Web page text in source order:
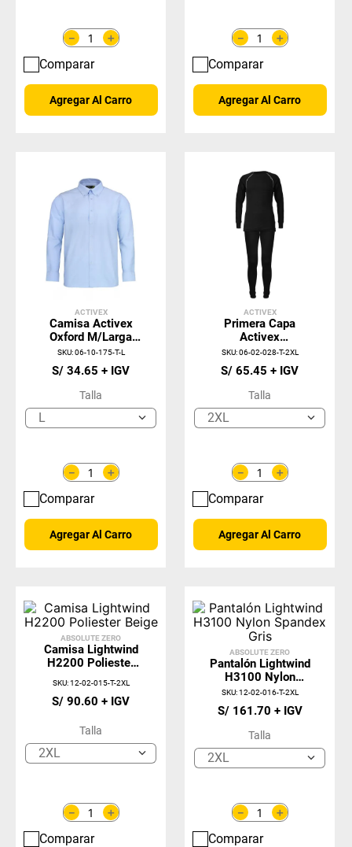
＋
－
Comparar
Agregar Al Carro
＋
－
Comparar
Agregar Al Carro
ACTIVEX
Camisa Activex
Oxford M/Larga
Celeste UPF 20
SKU:06-10-175-T-L
S/ 34.65
Talla
L
＋
－
Comparar
Agregar Al Carro
ACTIVEX
Primera Capa
Activex
Polipropileno
Negro
SKU:06-02-028-T-2XL
S/ 65.45
Talla
2XL
＋
－
Comparar
Agregar Al Carro
ABSOLUTE ZERO
Camisa Lightwind
H2200 Poliester
SKU:12-02-015-T-2XL
S/ 90.60
Talla
2XL
＋
－
Comparar
ABSOLUTE ZERO
Pantalón Lightwind
H3100 Nylon
Spandex Gris
SKU:12-02-016-T-2XL
S/ 161 .70
Talla
2XL
＋
－
Comparar